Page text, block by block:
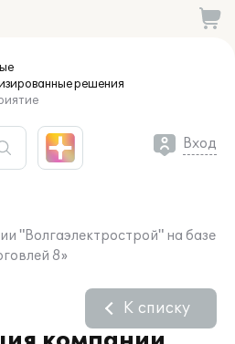
решения
Вход
"Волгаэлектрострой" на базе
8»
К списку